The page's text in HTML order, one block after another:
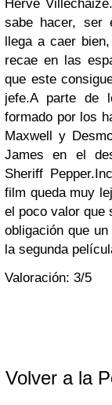
Hervé
sabe hacer, ser
llega a caer
recae en las
que este
jefe.A parte de
formado por los
Maxwell y
James en el
Sheriff Pepper.
film queda muy
el poco valor que
obligación que
la segunda
Valoración: 3/5
Volver a la